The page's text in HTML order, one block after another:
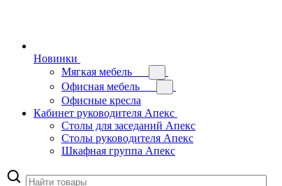
Новинки
Мягкая мебель
Офисная мебель
Офисные кресла
Кабинет руководителя Апекс
Столы для заседаний Апекс
Столы руководителя Апекс
Шкафная группа Апекс